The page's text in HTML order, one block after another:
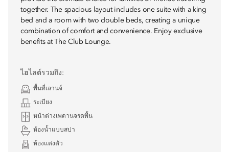
together. The spacious layout includes one suite with a king
bed and a room with two double beds, creating a unique
combination of comfort and convenience. Enjoy exclusive
benefits at The Club Lounge.
ไฮไลต์รวมถึง:
พื้นที่เลานจ์
ระเบียง
หน้าต่างเพดานจรดพื้น
ห้องน้ำแบบสปา
ห้องแต่งตัว